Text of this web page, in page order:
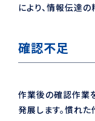
により、情報伝達
確認不足
作業後の確認作業
発展します。慣れ